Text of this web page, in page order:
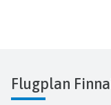
Flugplan